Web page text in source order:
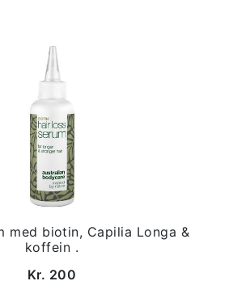
med biotin, Capilia Longa &
koffein .
Kr. 200